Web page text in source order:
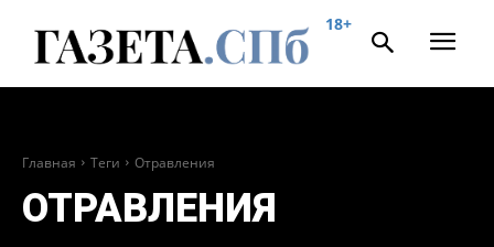
18+
Главная Теги Отравления
ОТРАВЛЕНИЯ